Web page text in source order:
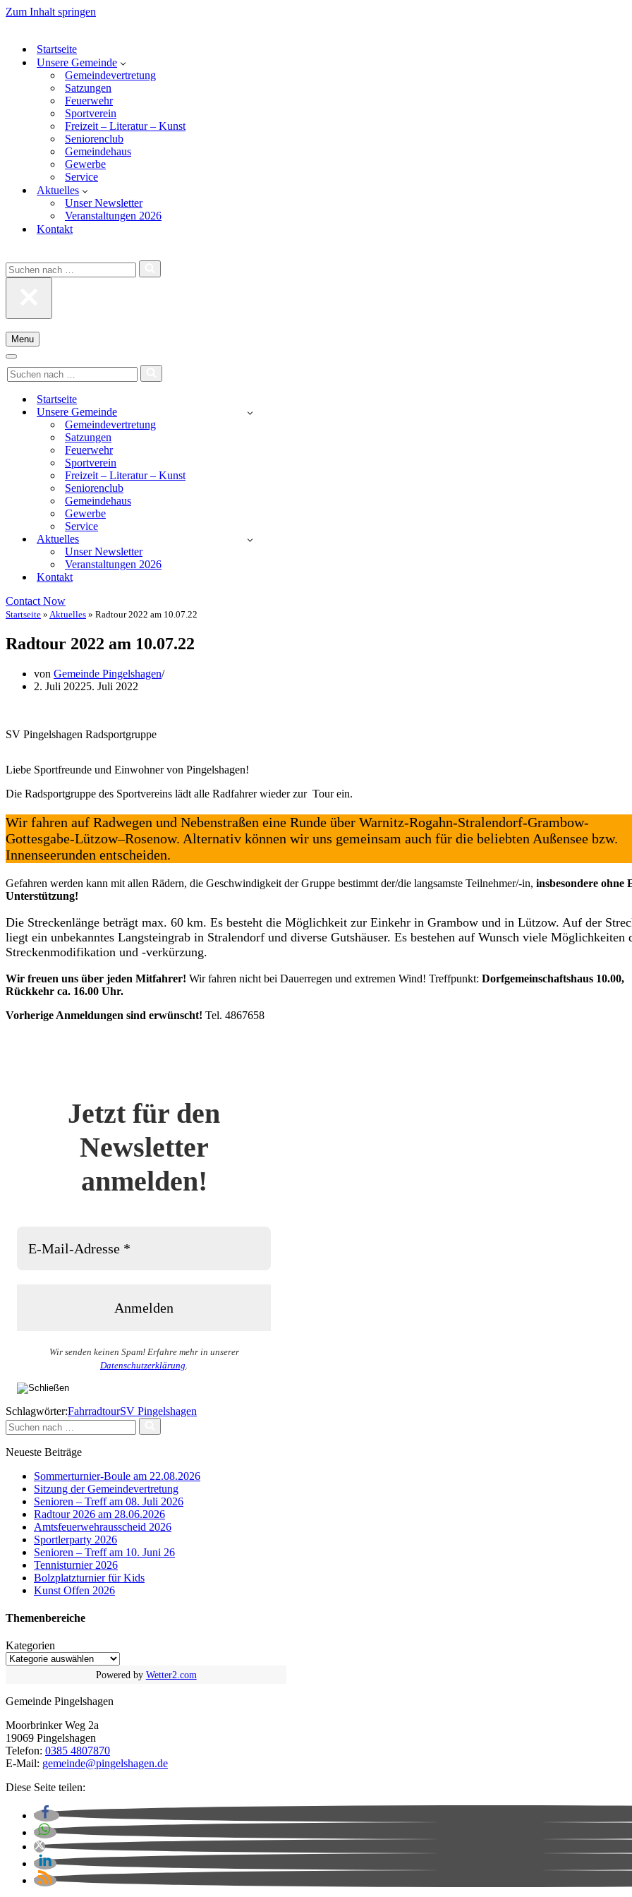
Bitte
beachten
Website
Barrierefreiheitssystem.
Website
Sehbehinderte
anzupassen,
Bildschirmleser
verwenden;
um
ein
Eingabehilfemenü
zu
Zum Inhalt springen
Startseite
Unsere Gemeinde
Gemeindevertretung
Satzungen
Feuerwehr
Sportverein
Freizeit – Literatur – Kunst
Seniorenclub
Gemeindehaus
Gewerbe
Service
Aktuelles
Unser Newsletter
Veranstaltungen 2026
Kontakt
Suchen
nach …
Menu
Navigationsmenü
Navigationsmenü
Suchen
nach …
Startseite
Unsere Gemeinde
Gemeindevertretung
Satzungen
Feuerwehr
Sportverein
Freizeit – Literatur – Kunst
Seniorenclub
Gemeindehaus
Gewerbe
Service
Aktuelles
Unser Newsletter
Veranstaltungen 2026
Kontakt
Contact Now
Startseite » Aktuelles » Radtour 2022 am 10.07.22
Radtour 2022 am 10.07.22
von Gemeinde Pingelshagen
2. Juli 20225. Juli 2022
SV Pingelshagen Radsportgruppe
Liebe Sportfreunde und Einwohner von Pingelshagen!
Die Radsportgruppe des Sportvereins lädt alle Radfahrer wieder zur Tour ein.
Wir fahren auf Radwegen und Nebenstraßen eine Runde über Warnitz-Rogahn-Stralendorf-Grambow-
Gottesgabe-Lützow–Rosenow. Alternativ können wir uns gemeinsam auch für die beliebten Außensee bzw.
Innenseerunden entscheiden.
Gefahren werden kann mit allen Rädern, die Geschwindigkeit der Gruppe bestimmt der/die langsamste Teilnehmer/-in, insbesondere ohne
Unterstützung!
Die Streckenlänge beträgt max. 60 km. Es besteht die Möglichkeit zur Einkehr in Grambow und in Lützow. Auf der
liegt ein unbekanntes Langsteingrab in Stralendorf und diverse Gutshäuser. Es bestehen auf Wunsch viele Möglichkeiten
Streckenmodifikation und -verkürzung.
Wir freuen uns über jeden Mitfahrer! Wir fahren nicht bei Dauerregen und extremen Wind! Treffpunkt: Dorfgemeinschaftshaus 10.00,
Rückkehr ca. 16.00 Uhr.
Vorherige Anmeldungen sind erwünscht! Tel. 4867658
Jetzt für den
Newsletter
anmelden!
Wir senden keinen Spam! Erfahre mehr in unserer
Datenschutzerklärung
Schlagwörter:FahrradtourSV Pingelshagen
Suchen
nach …
Neueste Beiträge
Sommerturnier-Boule am 22.08.2026
Sitzung der Gemeindevertretung
Senioren – Treff am 08. Juli 2026
Radtour 2026 am 28.06.2026
Amtsfeuerwehrausscheid 2026
Sportlerparty 2026
Senioren – Treff am 10. Juni 26
Tennisturnier 2026
Bolzplatzturnier für Kids
Kunst Offen 2026
Themenbereiche
Kategorien
Powered by Wetter2.com
Gemeinde Pingelshagen
Moorbrinker Weg 2a
19069 Pingelshagen
Telefon: 0385 4807870
E-Mail: gemeinde@pingelshagen.de
Diese Seite teilen: